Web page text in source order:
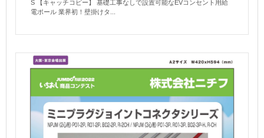
S 【キャッチコピー】 基礎工事なしで設置可能なEVコンセント用給
電ポール 業界初！壁掛けタ...